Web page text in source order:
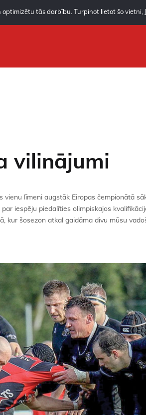
tās darbību. Turpinot lietot šo
vilinājumi
vienu līmeni augstāk Eiropas čempionātā
iespēju piedalīties olimpiskajos
kur šosezon atkal gaidāma divu mūsu